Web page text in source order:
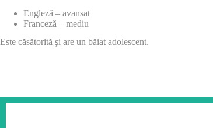
Engleză – avansat
Franceză – mediu
Este căsătorită şi are un băiat adolescent.